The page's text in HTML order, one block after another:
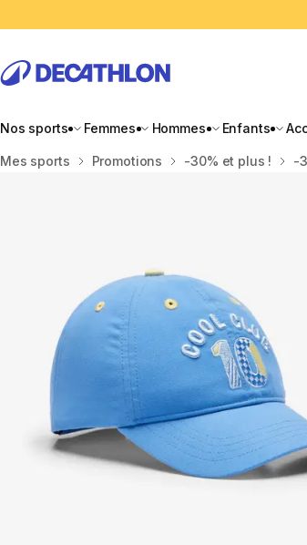
Nos sports Femmes Hommes Enfants
Accueil
Mes sports Promotions -30% et plus ! -